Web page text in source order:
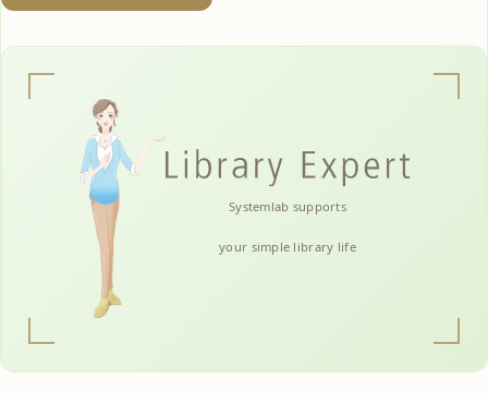
Systemlab supports
your simple library life